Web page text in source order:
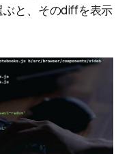
ぶと、そのdiffを表示